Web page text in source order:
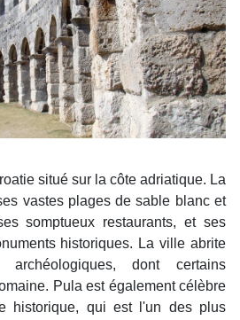
situé sur la côte adriatique. La
vastes plages de sable blanc et
somptueux restaurants, et ses
historiques. La ville abrite
dont certains
Pula est également célèbre
historique, qui est l'un des plus